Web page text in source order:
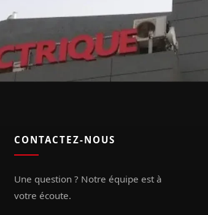
CONTACTEZ-NOUS
Une question ? Notre équipe est à
votre écoute.